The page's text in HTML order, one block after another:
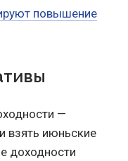
повышение
—
взять июньские
доходности